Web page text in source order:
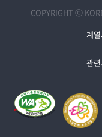
COPYRIGHT ⓒ
계
관